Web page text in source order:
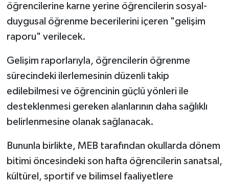
öğrencilerine karne yerine öğrencilerin sosyal-
duygusal öğrenme becerilerini içeren "gelişim
raporu" verilecek.
Gelişim raporlarıyla, öğrencilerin öğrenme
sürecindeki ilerlemesinin düzenli takip
edilebilmesi ve öğrencinin güçlü yönleri ile
desteklenmesi gereken alanlarının daha sağlıklı
belirlenmesine olanak sağlanacak.
Bununla birlikte, MEB tarafından okullarda dönem
bitimi öncesindeki son hafta öğrencilerin sanatsal,
kültürel, sportif ve bilimsel faaliyetlere